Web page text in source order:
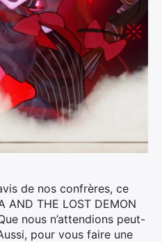
de nos confrères, ce
AND THE LOST DEMON
nous n’attendions peut-
pour vous faire une